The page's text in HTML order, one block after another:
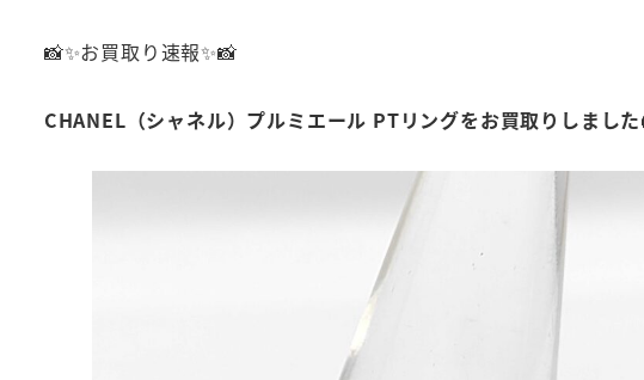
📸✨お買取り速報✨📸
CHANEL（シャネル）プルミエール PTリングをお買取りしました